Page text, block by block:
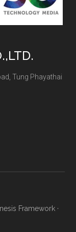
Tung Phayathai
Framework·